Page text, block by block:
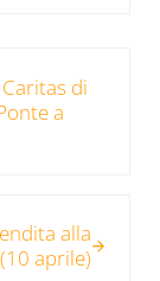
di
a
alla
aprile)